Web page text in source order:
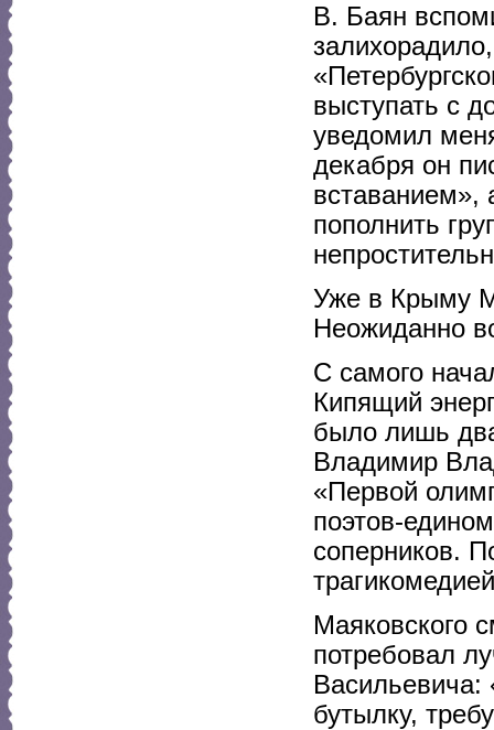
В. Баян
выступать с
уведомил
декабря он
вставанием»,
пополнить
Уже в Крыму
Неожиданно
С самого
Кипящий
было лишь
Владимир
«Первой
поэтов-
соперников.
Маяковского
потребовал
Васильевича:
бутылку,